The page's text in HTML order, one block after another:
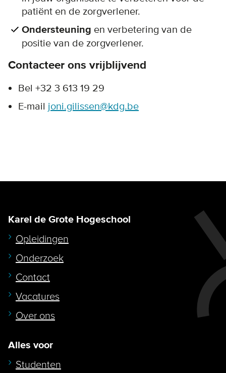
patiënt en de zorgverlener.
Ondersteuning en verbetering van de
positie van de zorgverlener.
Contacteer ons vrijblijvend
Bel +32 3 613 19 29
E-mail joni.gilissen@kdg.be
Karel de Grote Hogeschool
Opleidingen
Onderzoek
Contact
Vacatures
Over ons
Alles voor
Studenten